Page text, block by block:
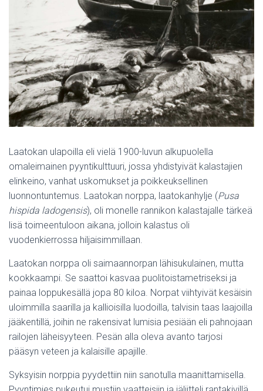
I
Laatokan ulapoilla eli vielä 1900-luvun alkupuolella
omaleimainen pyyntikulttuuri, jossa yhdistyivät kalastajien
elinkeino, vanhat uskomukset ja poikkeuksellinen
luonnontuntemus. Laatokan norppa, laatokanhylje (Pusa
hispida ladogensis), oli monelle rannikon kalastajalle tärkeä
lisä toimeentuloon aikana, jolloin kalastus oli
vuodenkierrossa hiljaisimmillaan.
Laatokan norppa oli saimaannorpan lähisukulainen, mutta
kookkaampi. Se saattoi kasvaa puolitoistametriseksi ja
painaa loppukesällä jopa 80 kiloa. Norpat viihtyivät kesäisin
uloimmilla saarilla ja kallioisilla luodoilla, talvisin taas laajoilla
jääkentillä, joihin ne rakensivat lumisia pesiään eli pahnojaan
railojen läheisyyteen. Pesän alla oleva avanto tarjosi
pääsyn veteen ja kalaisille apajille.
Syksyisin norppia pyydettiin niin sanotulla maanittamisella.